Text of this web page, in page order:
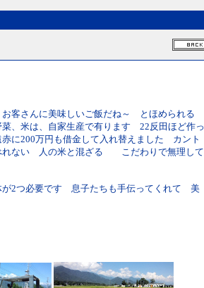
客さんに美味しいご飯だね～ とほめられる
米は、自家生産で有ります 22反田ほど作っ
200万円も借金して入れ替えました カント
れない 人の米と混ざる こだわりで無理して
2つ必要です 息子たちも手伝ってくれて 美